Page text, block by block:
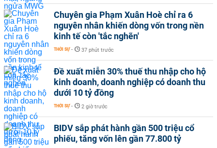
Chuyên gia Phạm Xuân Hoè chỉ ra 6
nguyên nhân khiến dòng vốn trong nền
kinh tế còn 'tắc nghẽn'
THỜI SỰ - 37 phút trước
Đề xuất miễn 30% thuế thu nhập cho hộ
kinh doanh, doanh nghiệp có doanh thu
dưới 10 tỷ đồng
THỜI SỰ - 2 giờ trước
BIDV sắp phát hành gần 500 triệu cổ
phiếu, tăng vốn lên gần 77.800 tỷ